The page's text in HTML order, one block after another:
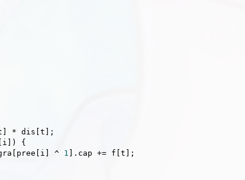
* dis[t];
{
gra[pree[i] ^
1 ].cap += f[t];